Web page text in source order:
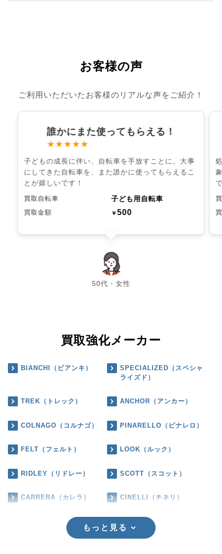
お客様の声
ご利用いただいたお客様のリアルな声をご紹介！
誰かにまた使ってもらえる！
★★★★★
子どもの成長に伴い、自転車を手放すことに。大事
にしてきた自転車を、また誰かに使ってもらえるこ
とが嬉しいです！
買取自転車 子ども用自転車
買取金額 ￥500
50代・女性
chevron_left chevron_right
買取強化メーカー
BIANCHI（ビアンキ）
SPECIALIZED（スペシャ
ライズド）
TREK（トレック） ANCHOR（アンカー）
COLNAGO（コルナゴ） PINARELLO（ピナレロ）
FELT（フェルト） LOOK（ルック）
RIDLEY（リドレー） SCOTT（スコット）
CARRERA（カレラ） CINELLI（チネリ）
もっと見る